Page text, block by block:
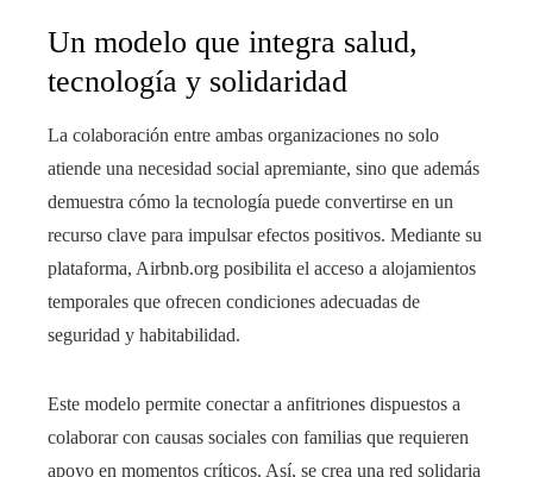
Un modelo que integra salud,
tecnología y solidaridad
La colaboración entre ambas organizaciones no solo
atiende una necesidad social apremiante, sino que además
demuestra cómo la tecnología puede convertirse en un
recurso clave para impulsar efectos positivos. Mediante su
plataforma, Airbnb.org posibilita el acceso a alojamientos
temporales que ofrecen condiciones adecuadas de
seguridad y habitabilidad.
Este modelo permite conectar a anfitriones dispuestos a
colaborar con causas sociales con familias que requieren
apoyo en momentos críticos. Así, se crea una red solidaria